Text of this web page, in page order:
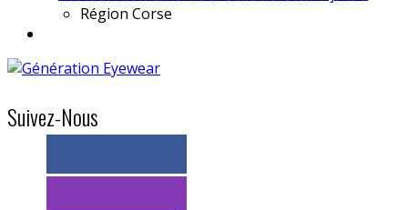
Région Corse
Suivez-Nous
> 11k abonnés